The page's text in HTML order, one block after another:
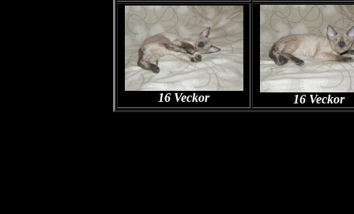
16 Veckor 16 Veckor